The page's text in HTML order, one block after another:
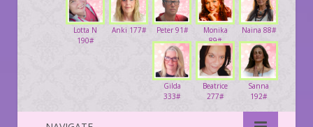
Naina 88#
Monika
89#
Peter 91#
Anki 177#
Lotta N
190#
Sanna
192#
Beatrice
277#
Gilda
333#